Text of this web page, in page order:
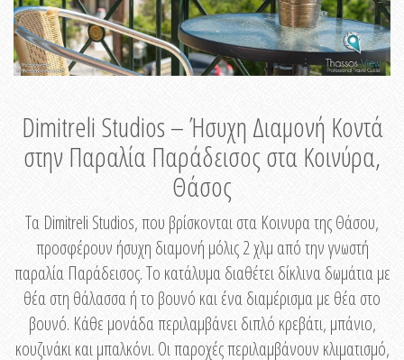
Dimitreli Studios – Ήσυχη Διαμονή Κοντά
στην Παραλία Παράδεισος στα Κοινύρα,
Θάσος
Τα Dimitreli Studios, που βρίσκονται στα Κοινυρα της Θάσου,
προσφέρουν ήσυχη διαμονή μόλις 2 χλμ από την γνωστή
παραλία Παράδεισος. Το κατάλυμα διαθέτει δίκλινα δωμάτια με
θέα στη θάλασσα ή το βουνό και ένα διαμέρισμα με θέα στο
βουνό. Κάθε μονάδα περιλαμβάνει διπλό κρεβάτι, μπάνιο,
κουζινάκι και μπαλκόνι. Οι παροχές περιλαμβάνουν κλιματισμό,